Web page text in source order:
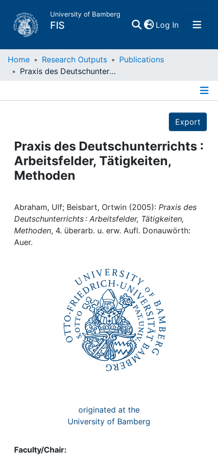
University of Bamberg
FIS Log In(current)
Home
Projects
People
Awards
My FIS
Home Research Outputs
Publications
Praxis des Deutschunterrichts : Arbeitsfelder, Tätigkeiten, Methoden
Export
Praxis des Deutschunterrichts :
Arbeitsfelder, Tätigkeiten,
Methoden
Abraham, Ulf; Beisbart, Ortwin (2005): Praxis des
Deutschunterrichts : Arbeitsfelder, Tätigkeiten,
Methoden, 4. überarb. u. erw. Aufl. Donauwörth:
Auer.
originated at the
University of Bamberg
Faculty/Chair: